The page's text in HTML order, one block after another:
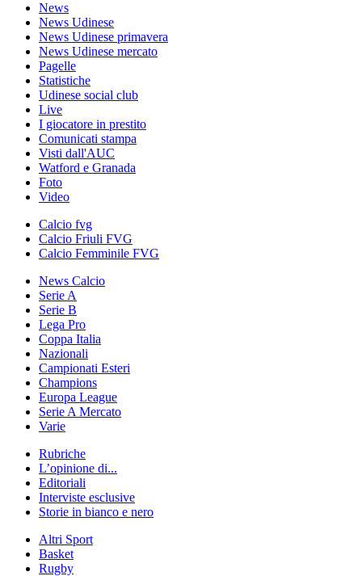
News
News Udinese
News Udinese primavera
News Udinese mercato
Pagelle
Statistiche
Udinese social club
Live
I giocatore in prestito
Comunicati stampa
Visti dall'AUC
Watford e Granada
Foto
Video
Calcio fvg
Calcio Friuli FVG
Calcio Femminile FVG
News Calcio
Serie A
Serie B
Lega Pro
Coppa Italia
Nazionali
Campionati Esteri
Champions
Europa League
Serie A Mercato
Varie
Rubriche
L’opinione di...
Editoriali
Interviste esclusive
Storie in bianco e nero
Altri Sport
Basket
Rugby